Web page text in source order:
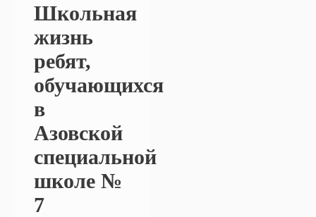
Школьная
жизнь
ребят,
обучающихся
в
Азовской
специальной
школе №
7